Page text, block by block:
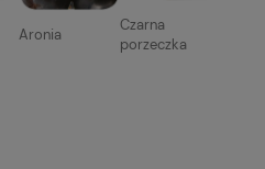
Aronia
Czarna
porzeczka